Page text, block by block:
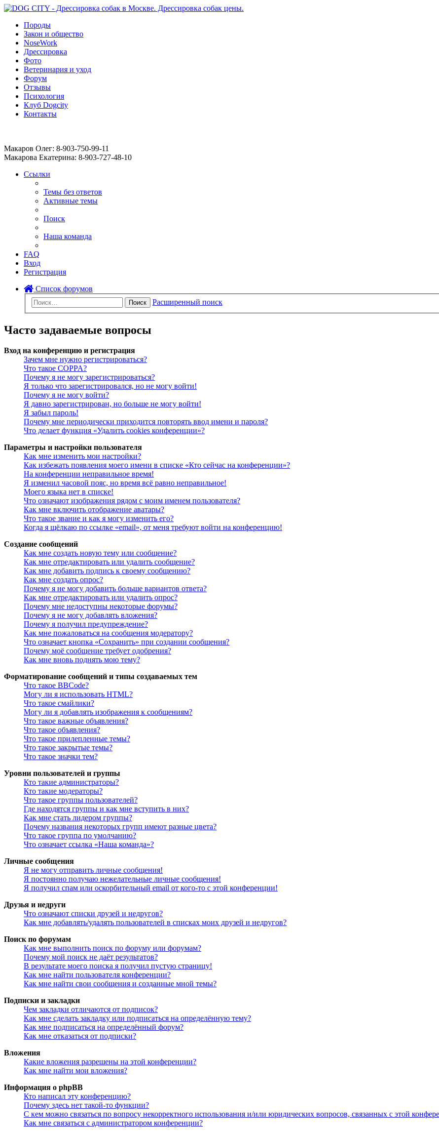
Породы
Закон и общество
NoseWork
Дрессировка
Фото
Ветеринария и уход
Форум
Отзывы
Психология
Клуб Dogcity
Контакты
Макаров Олег: 8-903-750-99-11
Макарова Екатерина: 8-903-727-48-10
Ссылки
Темы без ответов
Активные темы
Поиск
Наша команда
FAQ
Вход
Регистрация
Список форумов
Поиск Расширенный поиск
Часто задаваемые вопросы
Вход на конференцию и регистрация
Зачем мне нужно регистрироваться?
Что такое COPPA?
Почему я не могу зарегистрироваться?
Я только что зарегистрировался, но не могу войти!
Почему я не могу войти?
Я давно зарегистрирован, но больше не могу войти!
Я забыл пароль!
Почему мне периодически приходится повторять ввод имени и пароля?
Что делает функция «Удалить cookies конференции»?
Параметры и настройки пользователя
Как мне изменить мои настройки?
Как избежать появления моего имени в списке «Кто сейчас на конференции»?
На конференции неправильное время!
Я изменил часовой пояс, но время всё равно неправильное!
Моего языка нет в списке!
Что означают изображения рядом с моим именем пользователя?
Как мне включить отображение аватары?
Что такое звание и как я могу изменить его?
Когда я щёлкаю по ссылке «email», от меня требуют войти на конференцию!
Создание сообщений
Как мне создать новую тему или сообщение?
Как мне отредактировать или удалить сообщение?
Как мне добавить подпись к своему сообщению?
Как мне создать опрос?
Почему я не могу добавить больше вариантов ответа?
Как мне отредактировать или удалить опрос?
Почему мне недоступны некоторые форумы?
Почему я не могу добавлять вложения?
Почему я получил предупреждение?
Как мне пожаловаться на сообщения модератору?
Что означает кнопка «Сохранить» при создании сообщения?
Почему моё сообщение требует одобрения?
Как мне вновь поднять мою тему?
Форматирование сообщений и типы создаваемых тем
Что такое BBCode?
Могу ли я использовать HTML?
Что такое смайлики?
Могу ли я добавлять изображения к сообщениям?
Что такое важные объявления?
Что такое объявления?
Что такое прилепленные темы?
Что такое закрытые темы?
Что такое значки тем?
Уровни пользователей и группы
Кто такие администраторы?
Кто такие модераторы?
Что такое группы пользователей?
Где находятся группы и как мне вступить в них?
Как мне стать лидером группы?
Почему названия некоторых групп имеют разные цвета?
Что такое группа по умолчанию?
Что означает ссылка «Наша команда»?
Личные сообщения
Я не могу отправить личные сообщения!
Я постоянно получаю нежелательные личные сообщения!
Я получил спам или оскорбительный email от кого-то с этой конференции!
Друзья и недруги
Что означают списки друзей и недругов?
Как мне добавлять/удалять пользователей в списках моих друзей и недругов?
Поиск по форумам
Как мне выполнить поиск по форуму или форумам?
Почему мой поиск не даёт результатов?
В результате моего поиска я получил пустую страницу!
Как мне найти пользователя конференции?
Как мне найти свои сообщения и созданные мной темы?
Подписки и закладки
Чем закладки отличаются от подписок?
Как мне сделать закладку или подписаться на определённую тему?
Как мне подписаться на определённый форум?
Как мне отказаться от подписки?
Вложения
Какие вложения разрешены на этой конференции?
Как мне найти мои вложения?
Информация о phpBB
Кто написал эту конференцию?
Почему здесь нет такой-то функции?
С кем можно связаться по вопросу некорректного использования и/или юридических вопросов, связанных с этой
Как мне связаться с администратором конференции?